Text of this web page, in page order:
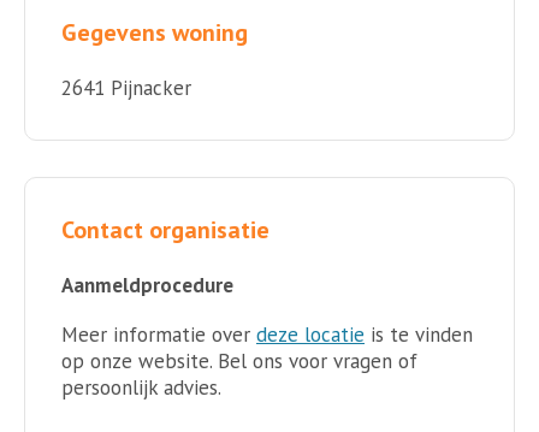
Gegevens woning
2641 Pijnacker
Contact organisatie
Aanmeldprocedure
Meer informatie over deze locatie is te vinden
op onze website. Bel ons voor vragen of
persoonlijk advies.